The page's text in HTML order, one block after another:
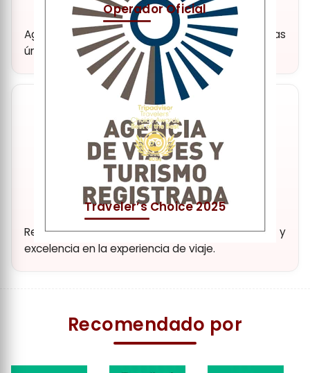
Operador Oficial
Agencia y operador turístico oficial. Experiencias
únicas y de alta calidad.
Traveler’s Choice 2025
Reconocimiento a nuestra dedicación y
excelencia en la experiencia de viaje.
Recomendado por